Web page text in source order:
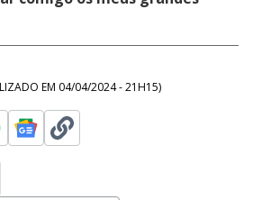
EM 04/04/2024 - 21H15)